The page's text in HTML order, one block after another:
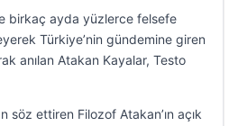
birkaç ayda yüzlerce felsefe
Türkiye’nin gündemine giren
anılan Atakan Kayalar, Testo
söz ettiren Filozof Atakan’ın açık